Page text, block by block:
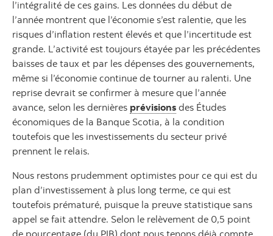
l’intégralité de ces gains. Les données du début de
l’année montrent que l’économie s’est ralentie, que les
risques d’inflation restent élevés et que l’incertitude est
grande. L’activité est toujours étayée par les précédentes
baisses de taux et par les dépenses des gouvernements,
même si l’économie continue de tourner au ralenti. Une
reprise devrait se confirmer à mesure que l’année
avance, selon les dernières prévisions des Études
économiques de la Banque Scotia, à la condition
toutefois que les investissements du secteur privé
prennent le relais.
Nous restons prudemment optimistes pour ce qui est du
plan d’investissement à plus long terme, ce qui est
toutefois prématuré, puisque la preuve statistique sans
appel se fait attendre. Selon le relèvement de 0,5 point
de pourcentage (du PIB) dont nous tenons déjà compte